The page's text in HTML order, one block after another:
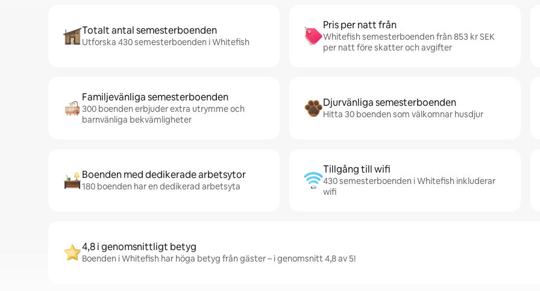
Totalt antal semesterboenden
Utforska 430 semesterboenden i Whitefish
Pris per natt från
Whitefish semesterboenden från 853 kr SEK
per natt före skatter och avgifter
Familjevänliga semesterboenden
300 boenden erbjuder extra utrymme och
barnvänliga bekvämligheter
Djurvänliga semesterboenden
Hitta 30 boenden som välkomnar husdjur
Boenden med dedikerade arbetsytor
180 boenden har en dedikerad arbetsyta
Tillgång till wifi
430 semesterboenden i Whitefish inkluderar
wifi
4,8 i genomsnittligt betyg
Boenden i Whitefish har höga betyg från gäster – i genomsnitt 4,8 av 5!